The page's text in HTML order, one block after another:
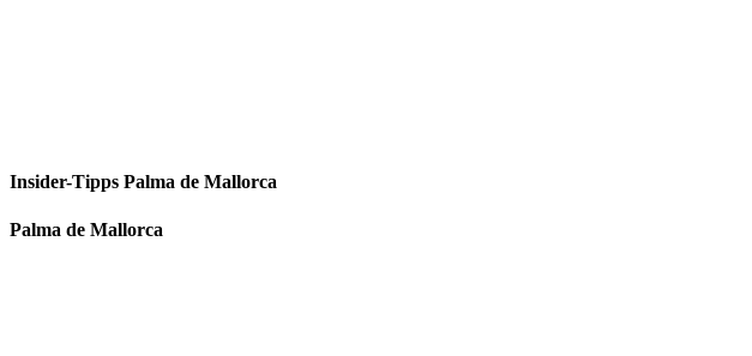
Insider-Tipps Palma de Mallorca
Palma de Mallorca